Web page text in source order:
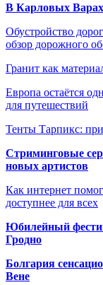
В Карловых Варах
Обустройство
обзор дорожного
Гранит как
Европа остаётся
для путешествий
Тенты Тарпикс:
Стриминговые
новых артистов
Как интернет
доступнее для всех
Юбилейный
Гродно
Болгария
Вене